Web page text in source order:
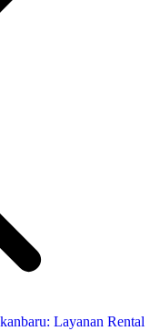
Layanan Rental